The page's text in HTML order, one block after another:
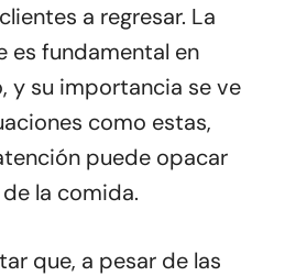
a regresar. La
es fundamental en
y su importancia se ve
como estas,
puede opacar
la comida.
que, a pesar de las